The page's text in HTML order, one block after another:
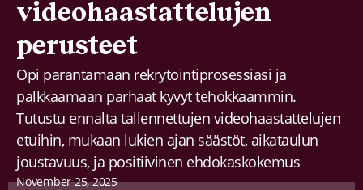
videohaastattelujen
perusteet
Opi parantamaan rekrytointiprosessiasi ja
palkkaamaan parhaat kyvyt tehokkaammin.
Tutustu ennalta tallennettujen videohaastattelujen
etuihin, mukaan lukien ajan säästöt, aikataulun
joustavuus, ja positiivinen ehdokaskokemus
November 25, 2025